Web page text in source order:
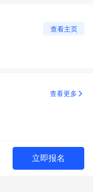
查看主页
查看更多
立即报名